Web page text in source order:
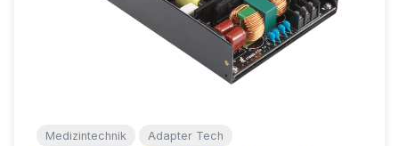
Medizintechnik Adapter Tech